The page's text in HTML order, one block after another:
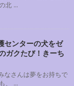
北 ...
センターの犬をゼ
ガクたび！きーち
なさんは夢をお持ちで
、 ...